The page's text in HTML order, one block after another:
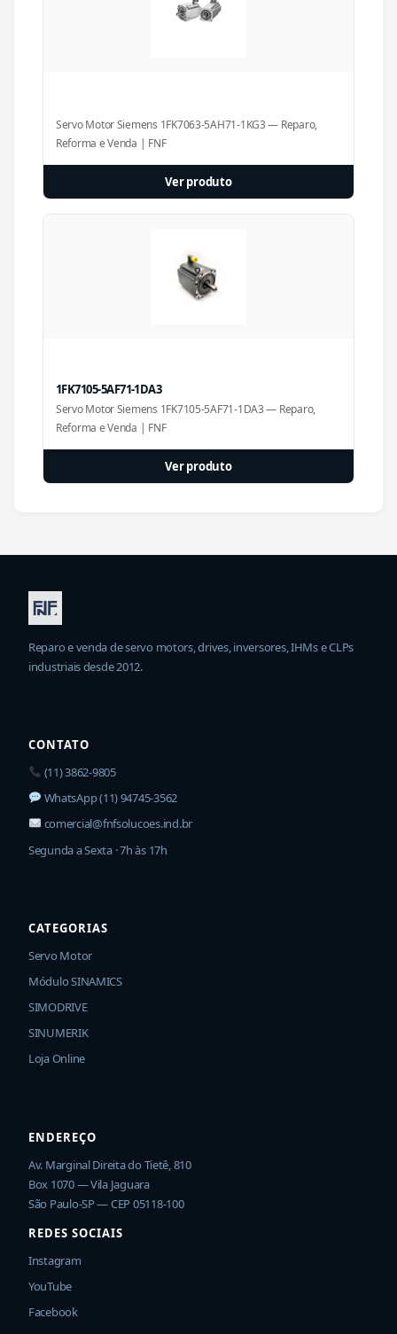
Servo Motor Siemens 1FK7063-5AH71-1KG3 — Reparo,
Reforma e Venda | FNF
Ver produto
1FK7105-5AF71-1DA3
Servo Motor Siemens 1FK7105-5AF71-1DA3 — Reparo,
Reforma e Venda | FNF
Ver produto
Reparo e venda de servo motors, drives, inversores, IHMs e CLPs
industriais desde 2012.
CONTATO
(11) 3862-9805
WhatsApp (11) 94745-3562
comercial@fnfsolucoes.ind.br
Segunda a Sexta · 7h às 17h
CATEGORIAS
Servo Motor
Módulo SINAMICS
SIMODRIVE
SINUMERIK
Loja Online
ENDEREÇO
Av. Marginal Direita do Tietê, 810
Box 1070 — Vila Jaguara
São Paulo-SP — CEP 05118-100
REDES SOCIAIS
Instagram
YouTube
Facebook